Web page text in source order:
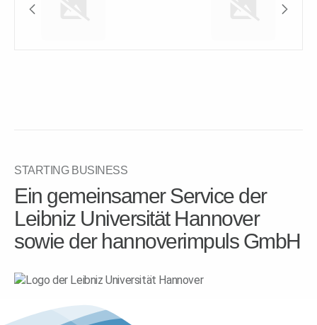
STARTING BUSINESS
Ein gemeinsamer Service der
Leibniz Universität Hannover
sowie der hannoverimpuls GmbH